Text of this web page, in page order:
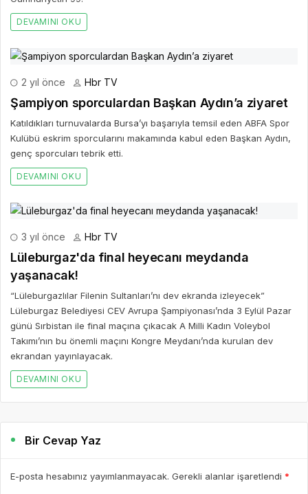
DEVAMINI OKU
2 yıl önce Hbr TV
Şampiyon sporculardan Başkan Aydın’a ziyaret
Katıldıkları turnuvalarda Bursa’yı başarıyla temsil eden ABFA Spor
Kulübü eskrim sporcularını makamında kabul eden Başkan Aydın,
genç sporcuları tebrik etti.
DEVAMINI OKU
3 yıl önce Hbr TV
Lüleburgaz'da final heyecanı meydanda
yaşanacak!
“Lüleburgazlılar Filenin Sultanları’nı dev ekranda izleyecek”
Lüleburgaz Belediyesi CEV Avrupa Şampiyonası’nda 3 Eylül Pazar
günü Sırbistan ile final maçına çıkacak A Milli Kadın Voleybol
Takımı’nın bu önemli maçını Kongre Meydanı’nda kurulan dev
ekrandan yayınlayacak.
DEVAMINI OKU
Bir Cevap Yaz
E-posta hesabınız yayımlanmayacak. Gerekli alanlar işaretlendi *